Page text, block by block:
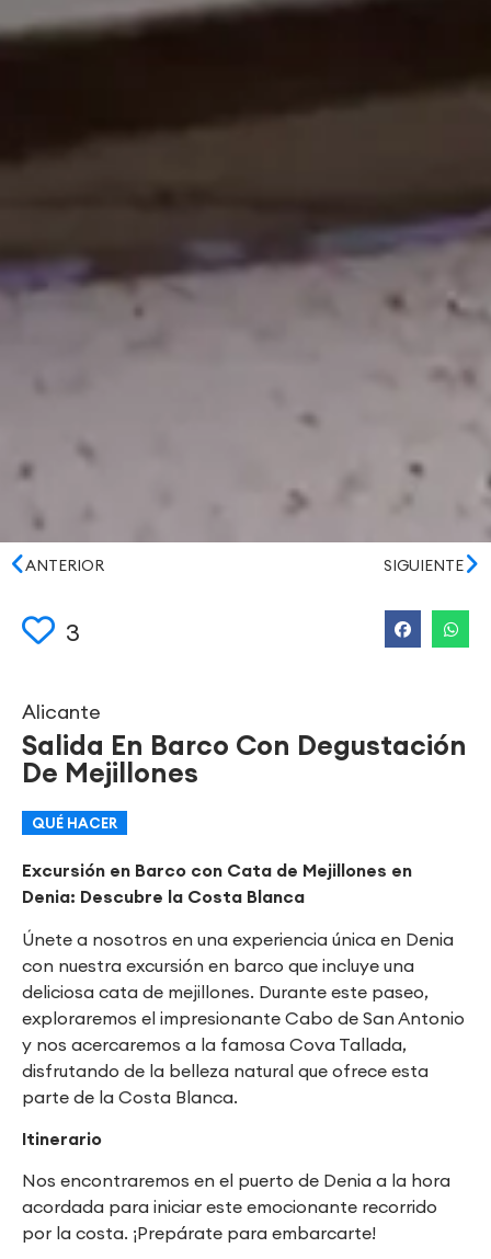
ANTERIOR SIGUIENTE
3
Alicante
Salida En Barco Con Degustación
De Mejillones
QUÉ HACER
Excursión en Barco con Cata de Mejillones en
Denia: Descubre la Costa Blanca
Únete a nosotros en una experiencia única en Denia
con nuestra excursión en barco que incluye una
deliciosa cata de mejillones. Durante este paseo,
exploraremos el impresionante Cabo de San Antonio
y nos acercaremos a la famosa Cova Tallada,
disfrutando de la belleza natural que ofrece esta
parte de la Costa Blanca.
Itinerario
Nos encontraremos en el puerto de Denia a la hora
acordada para iniciar este emocionante recorrido
por la costa. ¡Prepárate para embarcarte!